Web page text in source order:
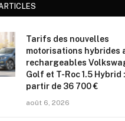
Tarifs des nouvelles
motorisations hybrides
rechargeables
Golf et T-Roc 1.5 Hybrid
partir de 36 700 €
août 6, 2026